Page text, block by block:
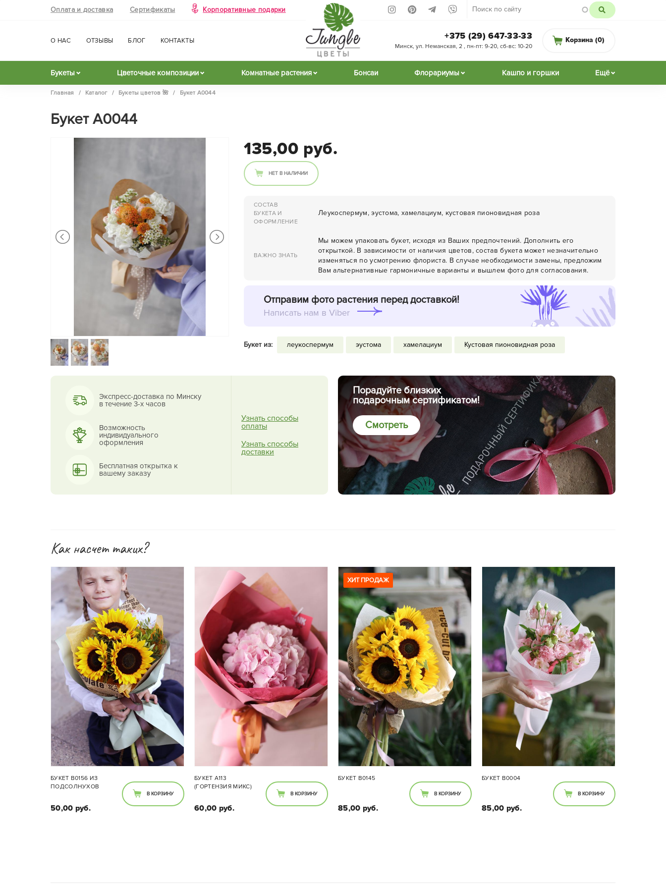
Оплата и доставка Сертификаты Корпоративные подарки
О НАС ОТЗЫВЫ БЛОГ КОНТАКТЫ Корзина (0)
+375 (29) 647-33-33
Минск, ул. Неманская, 2 , пн-пт: 9-20, сб-вс: 10-20
Букеты Цветочные композиции Комнатные растения Бонсаи Флорариумы Кашпо и горшки Ещё
Главная / Каталог / Букеты цветов 🌺 / Букет А0044
Букет А0044
135,00 руб.
НЕТ В НАЛИЧИИ
СОСТАВ
БУКЕТА И
ОФОРМЛЕНИЕ
Леукоспермум, эустома, хамелациум, кустовая пионовидная роза
ВАЖНО ЗНАТЬ
Мы можем упаковать букет, исходя из Ваших предпочтений. Дополнить его
открыткой. В зависимости от наличия цветов, состав букета может незначительно
изменяться по усмотрению флориста. В случае необходимости замены, предложим
Вам альтернативные гармоничные варианты и вышлем фото для согласования.
Отправим фото растения перед доставкой!
Написать нам в Viber
Букет из: леукоспермум эустома хамелациум Кустовая пионовидная роза
Экспресс-доставка по Минску
в течение 3-х часов
Возможность
индивидуального
оформления
Бесплатная открытка к
вашему заказу
Узнать способы
оплаты
Узнать способы
доставки
Порадуйте близких
подарочным сертификатом!
Смотреть
Как насчет таких?
БУКЕТ B0156 ИЗ
ПОДСОЛНУХОВ
50,00 руб.
В КОРЗИНУ
БУКЕТ A113
(ГОРТЕНЗИЯ МИКС)
60,00 руб.
В КОРЗИНУ
ХИТ ПРОДАЖ
БУКЕТ В0145
85,00 руб.
В КОРЗИНУ
БУКЕТ B0004
85,00 руб.
В КОРЗИНУ